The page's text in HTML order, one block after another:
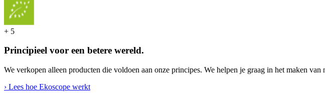
+ 5
Principieel voor een betere wereld.
We verkopen alleen producten die voldoen aan onze principes. We helpen je graag in het maken van
› Lees hoe Ekoscope werkt